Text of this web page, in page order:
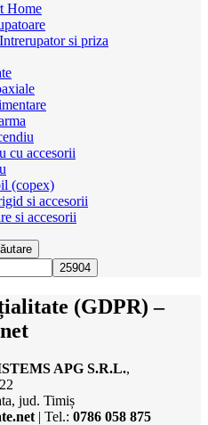
Home
Intrerupator si priza
cu accesorii
(copex)
si accesorii
si accesorii
(GDPR) –
APG S.R.L.,
jud. Timiș
| Tel.: 0786 058 875